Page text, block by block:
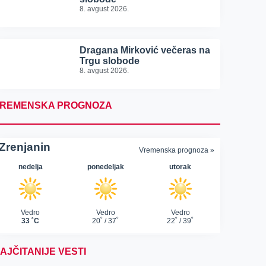
8. avgust 2026.
Dragana Mirković večeras na
Trgu slobode
8. avgust 2026.
PROGNOZA
VESTI